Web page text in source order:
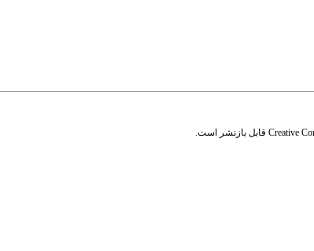
Creative قابل بازنشر است.